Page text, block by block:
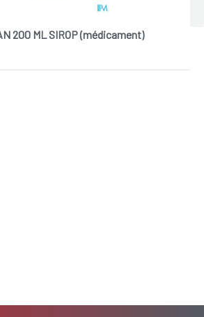
200 ML SIROP (médicament)